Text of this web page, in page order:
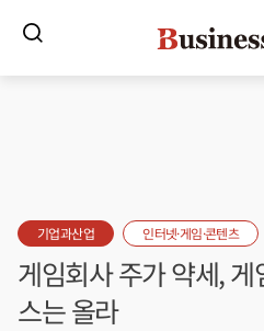
기업과산업 인터넷·게임·콘텐츠
게임회사 주가 약세,
스는 올라